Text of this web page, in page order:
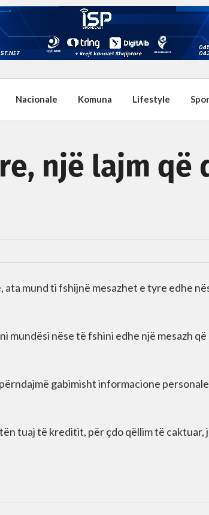
Nacionale Komuna Lifestyle
një lajm që
mund ti fshijnë mesazhet e tyre edhe
mundësi nëse të fshini edhe një mesazh që
gabimisht informacione
tuaj të kreditit, për çdo qëllim të caktuar,